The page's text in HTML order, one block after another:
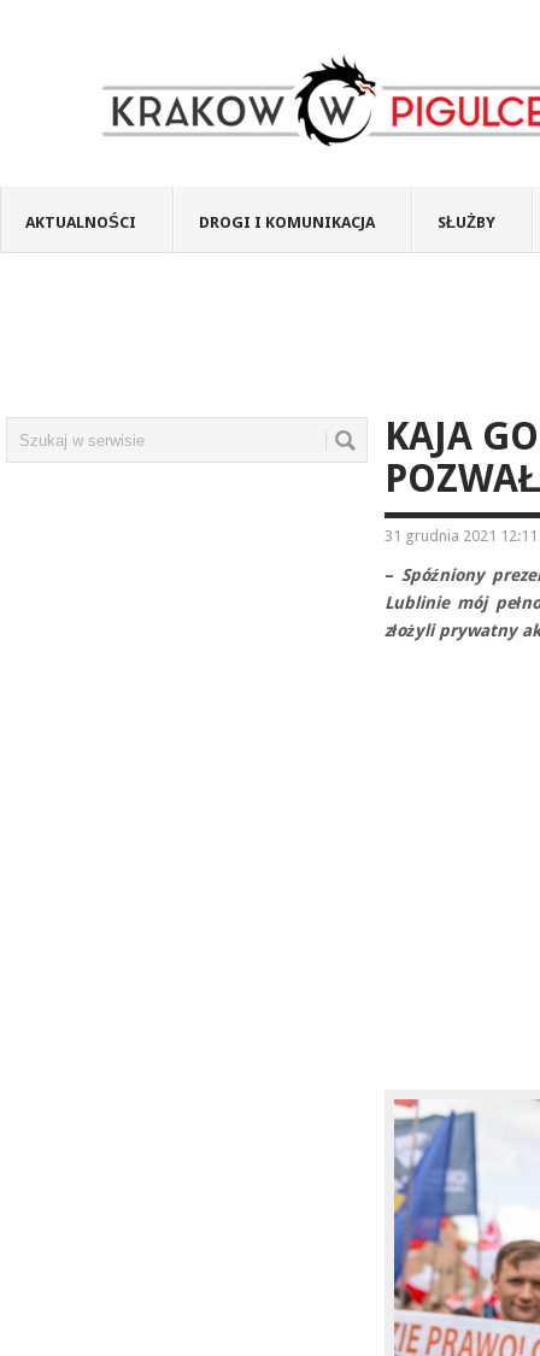
AKTUALNOŚCI DROGI I KOMUNIKACJA SŁUŻBY
KAJA
31 grudnia 2021 12:11
– Spóźniony
Lublinie mój
złożyli prywatny